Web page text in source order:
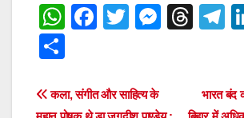
W
s
F
e
T
er
M
T
a
T
ar
Post
भारत बंद
कला, संगीत और साहित्य के